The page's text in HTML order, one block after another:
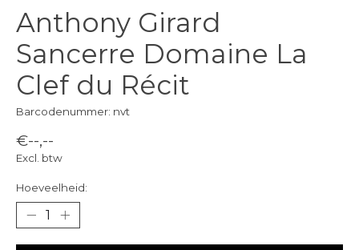
Anthony Girard
Sancerre Domaine La
Clef du Récit
Barcodenummer: nvt
€--,--
Excl. btw
Hoeveelheid: